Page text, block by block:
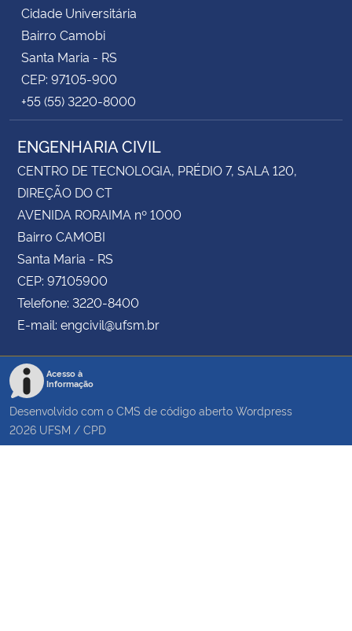
Cidade Universitária
Bairro Camobi
Santa Maria - RS
CEP: 97105-900
+55 (55) 3220-8000
ENGENHARIA CIVIL
CENTRO DE TECNOLOGIA, PRÉDIO 7, SALA 120,
DIREÇÃO DO CT
AVENIDA RORAIMA nº 1000
Bairro CAMOBI
Santa Maria - RS
CEP: 97105900
Telefone: 3220-8400
E-mail: engcivil@ufsm.br
Acesso à
Informação
Desenvolvido com o CMS de código aberto Wordpress
2026 UFSM / CPD